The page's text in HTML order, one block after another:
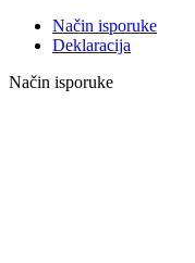
Način isporuke
Deklaracija
Način isporuke